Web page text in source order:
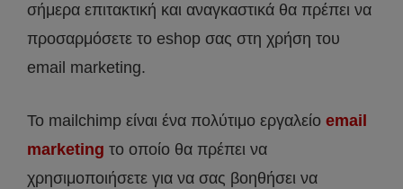
σήμερα επιτακτική και αναγκαστικά θα πρέπει να
προσαρμόσετε το eshop σας στη χρήση του
email marketing.
Το mailchimp είναι ένα πολύτιμο εργαλείο email
marketing το οποίο θα πρέπει να
χρησιμοποιήσετε για να σας βοηθήσει να